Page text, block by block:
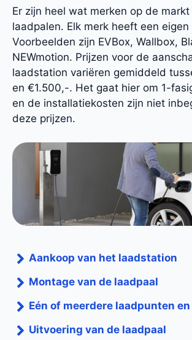
Er zijn heel wat merken op de markt
laadpalen. Elk merk heeft een
Voorbeelden zijn EVBox, Wallbox,
NEWmotion. Prijzen voor de
laadstation variëren gemiddeld
en €1.500,-. Het gaat hier om 1-
en de installatiekosten zijn niet
deze prijzen.
Aankoop van het laadstation
Montage van de laadpaal
Eén of meerdere laadpunten
Uitvoering van de laadpaal